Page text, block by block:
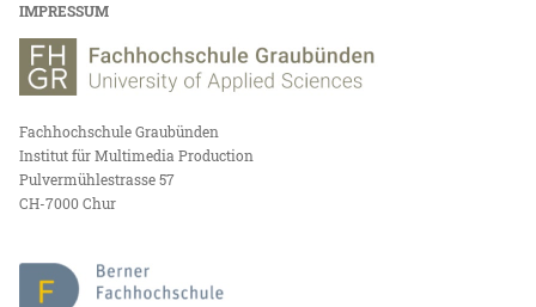
IMPRESSUM
Fachhochschule Graubünden
Institut für Multimedia Production
Pulvermühlestrasse 57
CH-7000 Chur